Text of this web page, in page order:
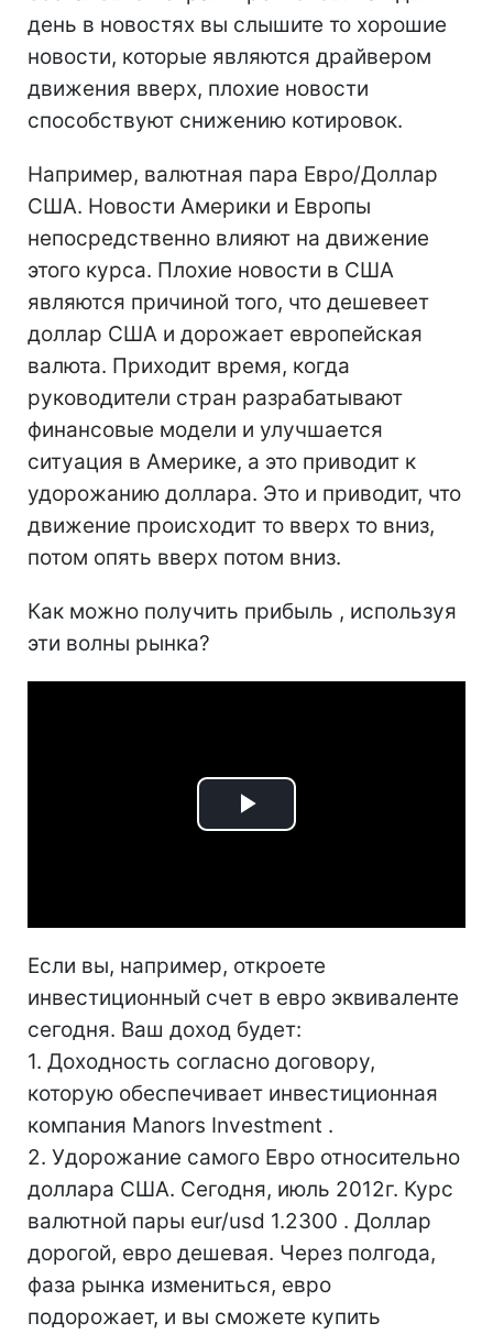
день в новостях вы слышите то хорошие
новости, которые являются драйвером
движения вверх, плохие новости
способствуют снижению котировок.
Например, валютная пара Евро/Доллар
США. Новости Америки и Европы
непосредственно влияют на движение
этого курса. Плохие новости в США
являются причиной того, что дешевеет
доллар США и дорожает европейская
валюта. Приходит время, когда
руководители стран разрабатывают
финансовые модели и улучшается
ситуация в Америке, а это приводит к
удорожанию доллара. Это и приводит, что
движение происходит то вверх то вниз,
потом опять вверх потом вниз.
Как можно получить прибыль , используя
эти волны рынка?
Play
Если вы, например, откроете
инвестиционный счет в евро эквиваленте
сегодня. Ваш доход будет:
1. Доходность согласно договору,
которую обеспечивает инвестиционная
компания Manors Investment .
2. Удорожание самого Евро относительно
доллара США. Сегодня, июль 2012г. Курс
валютной пары eur/usd 1.2300 . Доллар
дорогой, евро дешевая. Через полгода,
фаза рынка измениться, евро
подорожает, и вы сможете купить